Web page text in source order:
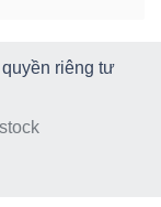
riêng tư